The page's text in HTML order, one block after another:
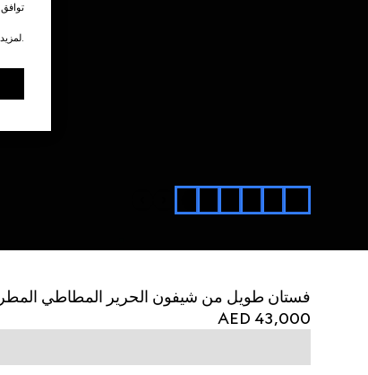
فستان طويل من شيفون الحرير المطاطي
AED 43,000